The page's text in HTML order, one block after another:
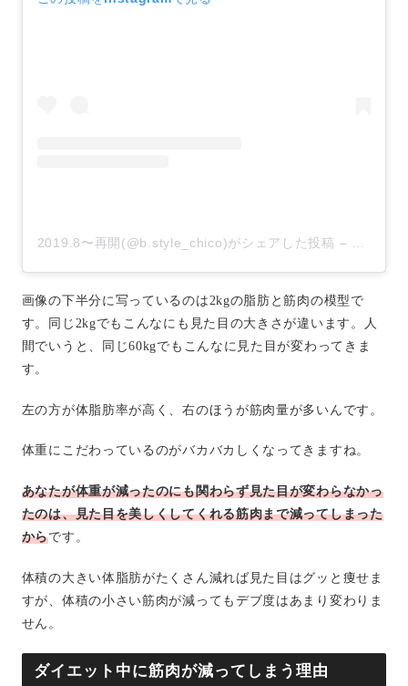
2019.8〜再開(@b.style_chico)がシェアした投稿 –
画像の下半分に写っているのは2kgの脂肪と筋肉の模型で
す。同じ2kgでもこんなにも見た目の大きさが違います。人
間でいうと、同じ60kgでもこんなに見た目が変わってきま
す。
左の方が体脂肪率が高く、右のほうが筋肉量が多いんです。
体重にこだわっているのがバカバカしくなってきますね。
あなたが体重が減ったのにも関わらず見た目が変わらなかっ
たのは、見た目を美しくしてくれる筋肉まで減ってしまった
からです。
体積の大きい体脂肪がたくさん減れば見た目はグッと痩せま
すが、体積の小さい筋肉が減ってもデブ度はあまり変わりま
せん。
ダイエット中に筋肉が減ってしまう理由